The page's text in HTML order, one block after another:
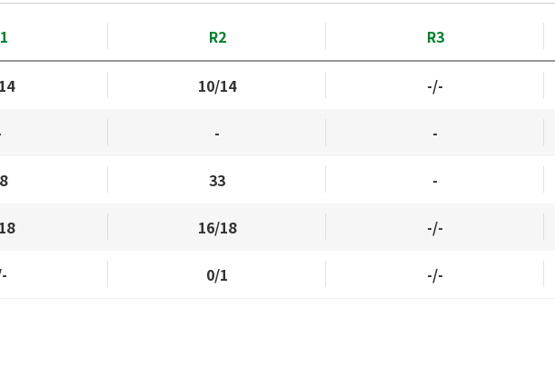
R2 R3
10/14 -/-
- -
33 -
16/18 -/-
0/1 -/-